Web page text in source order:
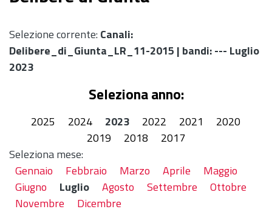
Selezione corrente: Canali:
Delibere_di_Giunta_LR_11-2015 | bandi: --- Luglio
2023
Seleziona anno:
2025 2024 2023 2022 2021
2020
2019
2018
2017
Seleziona mese:
Gennaio
Febbraio Marzo Aprile
Maggio
Giugno
Luglio Agosto Settembre
Ottobre
Novembre
Dicembre